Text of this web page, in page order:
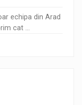
echipa din Arad
cat ...